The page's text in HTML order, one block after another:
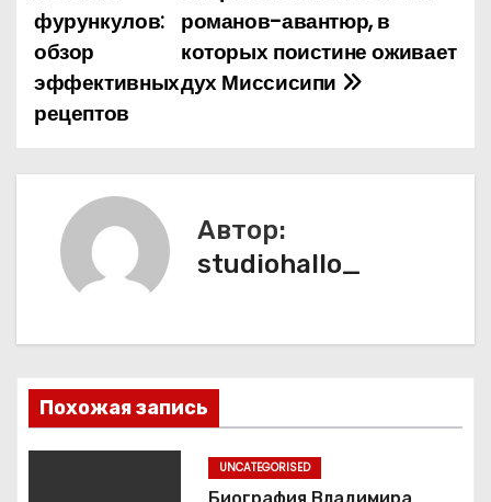
в
и
г
а
п
о
з
романов-авантюр, в
которых поистине оживает
дух Миссисипи
фурункулов:
обзор
эффективных
рецептов
Автор:
studiohallo_
Похожая запись
UNCATEGORISED